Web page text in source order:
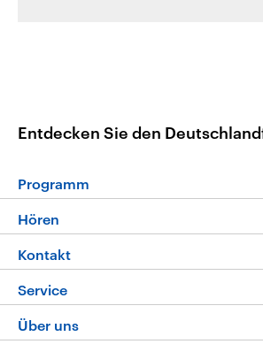
Entdecken Sie den
Programm
Programm
Die Nachrichten
Nachrichtenleicht
Neue Beiträge auf dlf.de
Hören
Livestream
Podcasts
Deutschlandfunk App
Kontakt
Hörerservice
Service
FAQ
Über uns